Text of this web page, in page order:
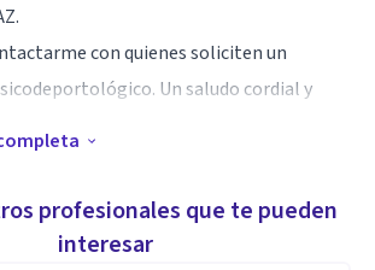
con quienes soliciten un
Un saludo cordial y
que me desempeño en ambas
profesionales que te pueden
interesar